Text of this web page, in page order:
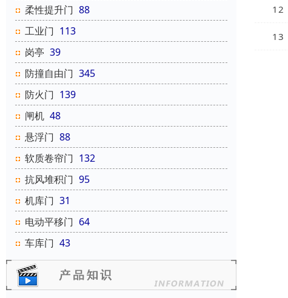
柔性提升门 88
工业门 113
岗亭 39
防撞自由门 345
防火门 139
闸机 48
悬浮门 88
软质卷帘门 132
抗风堆积门 95
机库门 31
电动平移门 64
车库门 43
12
13